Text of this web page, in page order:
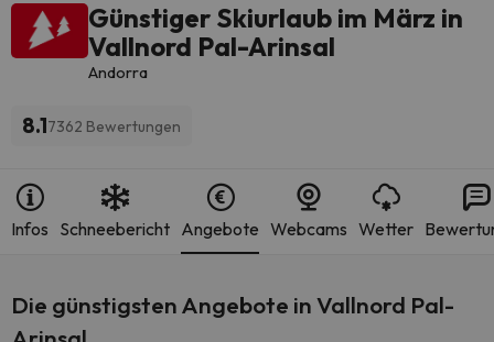
Günstiger Skiurlaub im März in
Vallnord Pal-Arinsal
Andorra
8.17362 Bewertungen
Infos Schneebericht Angebote Webcams Wetter
Die günstigsten Angebote in Vallnord Pal-